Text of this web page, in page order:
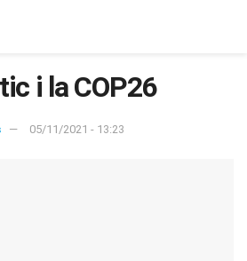
i la COP26
05/11/2021 - 13:23